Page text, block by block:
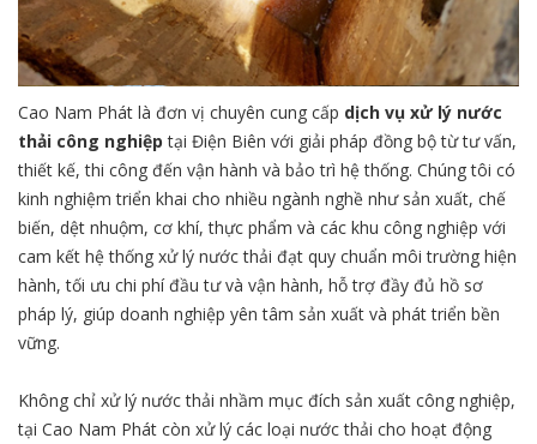
Cao Nam Phát là đơn vị chuyên cung cấp dịch vụ xử lý nước
thải công nghiệp tại Điện Biên với giải pháp đồng bộ từ tư vấn,
thiết kế, thi công đến vận hành và bảo trì hệ thống. Chúng tôi có
kinh nghiệm triển khai cho nhiều ngành nghề như sản xuất, chế
biến, dệt nhuộm, cơ khí, thực phẩm và các khu công nghiệp với
cam kết hệ thống xử lý nước thải đạt quy chuẩn môi trường hiện
hành, tối ưu chi phí đầu tư và vận hành, hỗ trợ đầy đủ hồ sơ
pháp lý, giúp doanh nghiệp yên tâm sản xuất và phát triển bền
vững.
Không chỉ xử lý nước thải nhầm mục đích sản xuất công nghiệp,
tại Cao Nam Phát còn xử lý các loại nước thải cho hoạt động